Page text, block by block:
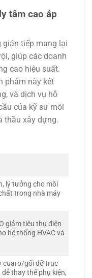
tâm cao áp
gián tiếp mang lại
giúp các doanh
cao hiệu suất.
phẩm này kết
và dịch vụ hỗ
của kỹ sư môi
thầu xây dựng.
lý tưởng cho môi
trong nhà máy
giảm tiêu thụ điện
hệ thống HVAC và
cuaro/gối đỡ trục
thay thế phụ kiện,